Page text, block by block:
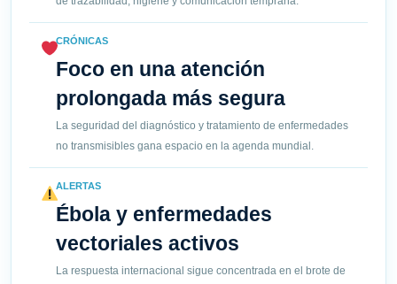
CRÓNICAS
Foco en una atención
prolongada más segura
La seguridad del diagnóstico y tratamiento de enfermedades
no transmisibles gana espacio en la agenda mundial.
ALERTAS
Ébola y enfermedades
vectoriales activos
La respuesta internacional sigue concentrada en el brote de